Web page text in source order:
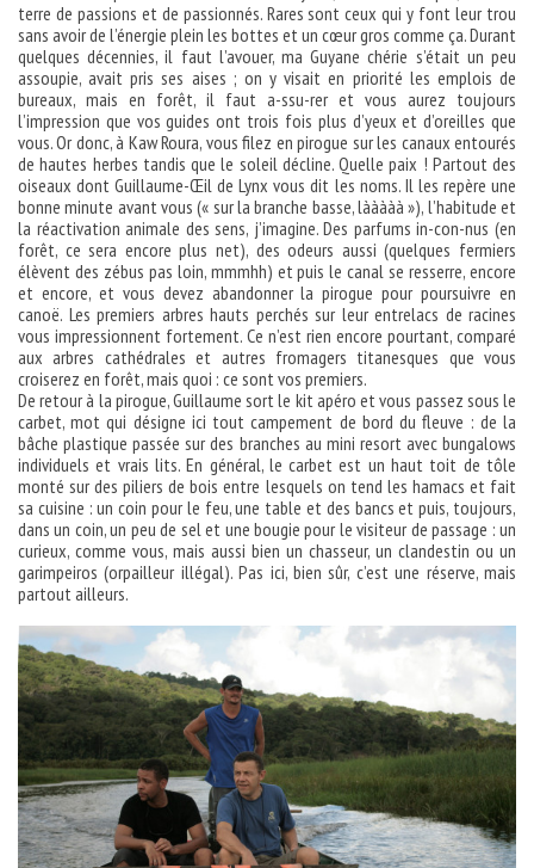
terre de passions et de passionnés. Rares sont ceux qui y font leur trou
sans avoir de l’énergie plein les bottes et un cœur gros comme ça. Durant
quelques décennies, il faut l’avouer, ma Guyane chérie s’était un peu
assoupie, avait pris ses aises ; on y visait en priorité les emplois de
bureaux, mais en forêt, il faut a-ssu-rer et vous aurez toujours
l’impression que vos guides ont trois fois plus d’yeux et d’oreilles que
vous. Or donc, à Kaw Roura, vous filez en pirogue sur les canaux entourés
de hautes herbes tandis que le soleil décline. Quelle paix ! Partout des
oiseaux dont Guillaume-Œil de Lynx vous dit les noms. Il les repère une
bonne minute avant vous (« sur la branche basse, lààààà »), l’habitude et
la réactivation animale des sens, j’imagine. Des parfums in-con-nus (en
forêt, ce sera encore plus net), des odeurs aussi (quelques fermiers
élèvent des zébus pas loin, mmmhh) et puis le canal se resserre, encore
et encore, et vous devez abandonner la pirogue pour poursuivre en
canoë. Les premiers arbres hauts perchés sur leur entrelacs de racines
vous impressionnent fortement. Ce n’est rien encore pourtant, comparé
aux arbres cathédrales et autres fromagers titanesques que vous
croiserez en forêt, mais quoi : ce sont vos premiers.
De retour à la pirogue, Guillaume sort le kit apéro et vous passez sous le
carbet, mot qui désigne ici tout campement de bord du fleuve : de la
bâche plastique passée sur des branches au mini resort avec bungalows
individuels et vrais lits. En général, le carbet est un haut toit de tôle
monté sur des piliers de bois entre lesquels on tend les hamacs et fait
sa cuisine : un coin pour le feu, une table et des bancs et puis, toujours,
dans un coin, un peu de sel et une bougie pour le visiteur de passage : un
curieux, comme vous, mais aussi bien un chasseur, un clandestin ou un
garimpeiros (orpailleur illégal). Pas ici, bien sûr, c’est une réserve, mais
partout ailleurs.